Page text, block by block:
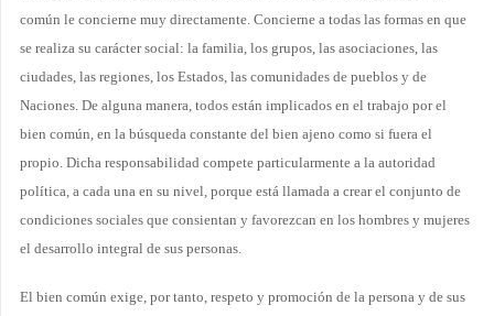
común le concierne muy directamente. Concierne a todas las formas en que
se realiza su carácter social: la familia, los grupos, las asociaciones, las
ciudades, las regiones, los Estados, las comunidades de pueblos y de
Naciones. De alguna manera, todos están implicados en el trabajo por el
bien común, en la búsqueda constante del bien ajeno como si fuera el
propio. Dicha responsabilidad compete particularmente a la autoridad
política, a cada una en su nivel, porque está llamada a crear el conjunto de
condiciones sociales que consientan y favorezcan en los hombres y mujeres
el desarrollo integral de sus personas.
El bien común exige, por tanto, respeto y promoción de la persona y de sus